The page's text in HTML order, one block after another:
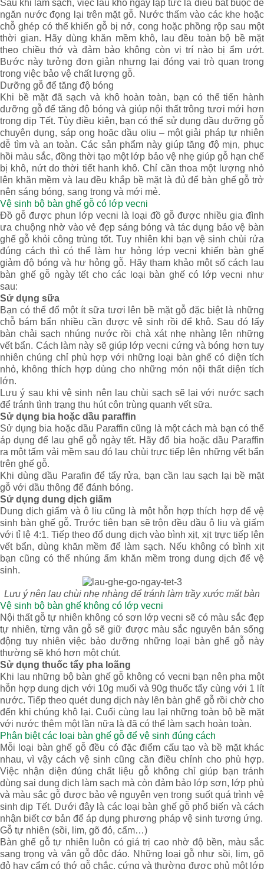
Sau khi làm sạch, việc lau khô ngay lập tức là điều bắt buộc để
ngăn nước đọng lại trên mặt gỗ. Nước thấm vào các khe hoặc
chỗ ghép có thể khiến gỗ bị nở, cong hoặc phồng rộp sau một
thời gian. Hãy dùng khăn mềm khô, lau đều toàn bộ bề mặt
theo chiều thớ và đảm bảo không còn vị trí nào bị ẩm ướt.
Bước này tưởng đơn giản nhưng lại đóng vai trò quan trọng
trong việc bảo vệ chất lượng gỗ.
Dưỡng gỗ để tăng độ bóng
Khi bề mặt đã sạch và khô hoàn toàn, bạn có thể tiến hành
dưỡng gỗ để tăng độ bóng và giúp nội thất trông tươi mới hơn
trong dịp Tết. Tùy điều kiện, bạn có thể sử dụng dầu dưỡng gỗ
chuyên dụng, sáp ong hoặc dầu oliu – một giải pháp tự nhiên
dễ tìm và an toàn. Các sản phẩm này giúp tăng độ mịn, phục
hồi màu sắc, đồng thời tạo một lớp bảo vệ nhẹ giúp gỗ hạn chế
bị khô, nứt do thời tiết hanh khô. Chỉ cần thoa một lượng nhỏ
lên khăn mềm và lau đều khắp bề mặt là đủ để bàn ghế gỗ trở
nên sáng bóng, sang trọng và mới mẻ.
Vệ sinh bộ bàn ghế gỗ có lớp vecni
Đồ gỗ được phun lớp vecni là loại đồ gỗ được nhiều gia đình
ưa chuộng nhờ vào vẻ đẹp sáng bóng và tác dụng bảo vệ bàn
ghế gỗ khỏi công trùng tốt. Tuy nhiên khi bạn vệ sinh chùi rửa
đúng cách thì có thể làm hư hỏng lớp vecni khiến bàn ghế
giảm độ bóng và hư hỏng gỗ. Hãy tham khảo một số cách lau
bàn ghế gỗ ngày tết cho các loại bàn ghế có lớp vecni như
sau:
Sử dụng sữa
Bạn có thể đổ một ít sữa tươi lên bề mặt gỗ đặc biệt là những
chỗ bám bẩn nhiều cần được vệ sinh rồi để khô. Sau đó lấy
bàn chải sạch nhúng nước rồi chà xát nhẹ nhàng lên những
vết bẩn. Cách làm này sẽ giúp lớp vecni cứng và bóng hơn tuy
nhiên chúng chỉ phù hợp với những loại bàn ghế có diện tích
nhỏ, không thích hợp dùng cho những món nội thất diện tích
lớn.
Lưu ý sau khi vệ sinh nên lau chùi sạch sẽ lại với nước sạch
để tránh tình trạng thu hút côn trùng quanh vết sữa.
Sử dụng bia hoặc dầu paraffin
Sử dụng bia hoặc dầu Paraffin cũng là một cách mà bạn có thể
áp dụng để lau ghế gỗ ngày tết. Hãy đổ bia hoặc dầu Paraffin
ra một tấm vải mềm sau đó lau chùi trực tiếp lên những vết bẩn
trên ghế gỗ.
Khi dùng dầu Parafin để tẩy rửa, bạn cần lau sạch lại bề mặt
gỗ với dầu thông để đánh bóng.
Sử dụng dung dịch giấm
Dung dịch giấm và ô liu cũng là một hỗn hợp thích hợp để vệ
sinh bàn ghế gỗ. Trước tiên bạn sẽ trộn đều dầu ô liu và giấm
với tỉ lệ 4:1. Tiếp theo đổ dung dịch vào bình xịt, xịt trực tiếp lên
vết bẩn, dùng khăn mềm để làm sạch. Nếu không có bình xịt
bạn cũng có thể nhúng ẩm khăn mềm trong dung dịch để vệ
sinh.
Lưu ý nên lau chùi nhẹ nhàng để tránh làm trầy xước mặt bàn
Vệ sinh bộ bàn ghế không có lớp vecni
Nội thất gỗ tự nhiên không có sơn lớp vecni sẽ có màu sắc đẹp
tự nhiên, từng vân gỗ sẽ giữ được màu sắc nguyên bản sống
động tuy nhiên việc bảo dưỡng những loại bàn ghế gỗ này
thường sẽ khó hơn một chút.
Sử dụng thuốc tẩy pha loãng
Khi lau những bộ bàn ghế gỗ không có vecni bạn nên pha một
hỗn hợp dung dịch với 10g muối và 90g thuốc tẩy cùng với 1 lít
nước. Tiếp theo quét dung dịch này lên bàn ghế gỗ rồi chờ cho
đến khi chúng khô lại. Cuối cùng lau lại những toàn bộ bề mặt
với nước thêm một lần nữa là đã có thể làm sạch hoàn toàn.
Phân biệt các loại bàn ghế gỗ để vệ sinh đúng cách
Mỗi loại bàn ghế gỗ đều có đặc điểm cấu tạo và bề mặt khác
nhau, vì vậy cách vệ sinh cũng cần điều chỉnh cho phù hợp.
Việc nhận diện đúng chất liệu gỗ không chỉ giúp bạn tránh
dùng sai dung dịch làm sạch mà còn đảm bảo lớp sơn, lớp phủ
và màu sắc gỗ được bảo vệ nguyên vẹn trong suốt quá trình vệ
sinh dịp Tết. Dưới đây là các loại bàn ghế gỗ phổ biến và cách
nhận biết cơ bản để áp dụng phương pháp vệ sinh tương ứng.
Gỗ tự nhiên (sồi, lim, gõ đỏ, cẩm…)
Bàn ghế gỗ tự nhiên luôn có giá trị cao nhờ độ bền, màu sắc
sang trọng và vân gỗ độc đáo. Những loại gỗ như sồi, lim, gõ
đỏ hay cẩm có thớ gỗ chắc, cứng và thường được phủ một lớp